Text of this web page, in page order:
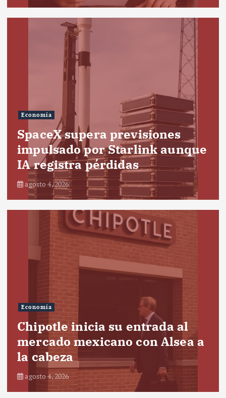
Economía
SpaceX supera previsiones
impulsado por Starlink aunque
IA registra pérdidas
agosto 4, 2026
Economía
Chipotle inicia su entrada al
mercado mexicano con Alsea a
la cabeza
agosto 4, 2026